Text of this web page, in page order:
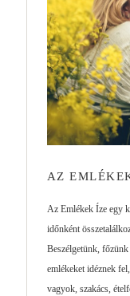
AZ
Az Emlékek Íze egy
időnként
Beszélgetünk,
emlékeket idéznek
vagyok, szakács,